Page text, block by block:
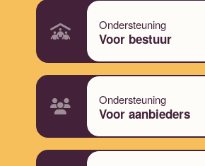
Ondersteuning
Voor bestuur
Ondersteuning
Voor aanbieders